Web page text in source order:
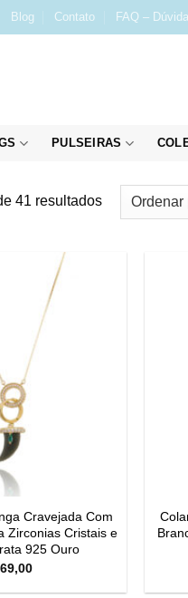
Blog Contato FAQ –
PULSEIRAS
41 resultadosClassificado
por
Cravejada Com
Zirconias Cristais e
925 Ouro